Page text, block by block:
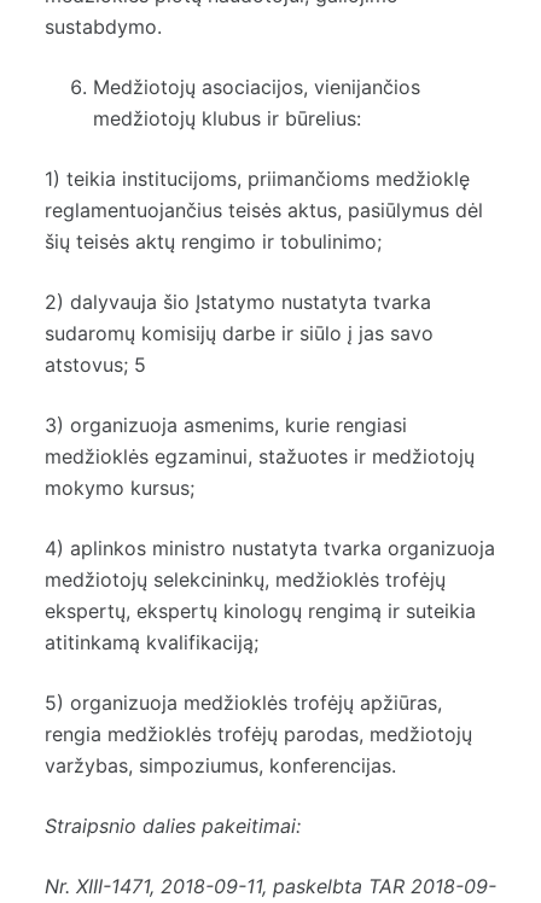
sustabdymo.
Medžiotojų asociacijos, vienijančios
medžiotojų klubus ir būrelius:
1) teikia institucijoms, priimančioms medžioklę
reglamentuojančius teisės aktus, pasiūlymus dėl
šių teisės aktų rengimo ir tobulinimo;
2) dalyvauja šio Įstatymo nustatyta tvarka
sudaromų komisijų darbe ir siūlo į jas savo
atstovus; 5
3) organizuoja asmenims, kurie rengiasi
medžioklės egzaminui, stažuotes ir medžiotojų
mokymo kursus;
4) aplinkos ministro nustatyta tvarka organizuoja
medžiotojų selekcininkų, medžioklės trofėjų
ekspertų, ekspertų kinologų rengimą ir suteikia
atitinkamą kvalifikaciją;
5) organizuoja medžioklės trofėjų apžiūras,
rengia medžioklės trofėjų parodas, medžiotojų
varžybas, simpoziumus, konferencijas.
Straipsnio dalies pakeitimai:
Nr. XIII-1471, 2018-09-11, paskelbta TAR 2018-09-